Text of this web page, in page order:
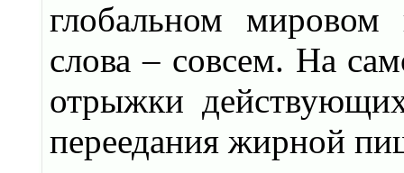
глобальном мировом
слова – совсем. На
отрыжки
переедания жирной